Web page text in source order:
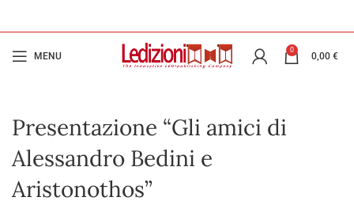
MENU
0
0,00 €
Presentazione “Gli amici di
Alessandro Bedini e
Aristonothos”